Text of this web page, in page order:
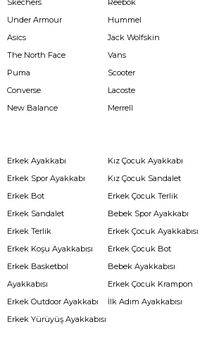
Under Armour
Asics
The North Face
Puma
Converse
New Balance
Hummel
Jack Wolfskin
Vans
Scooter
Lacoste
Merrell
Erkek Ayakkabı
Erkek Spor Ayakkabı
Erkek Bot
Erkek Sandalet
Erkek Terlik
Erkek Koşu Ayakkabısı
Erkek Basketbol
Ayakkabısı
Erkek Outdoor Ayakkabı
Erkek Yürüyüş Ayakkabısı
Kız Çocuk Ayakkabı
Kız Çocuk Sandalet
Erkek Çocuk Terlik
Bebek Spor Ayakkabı
Erkek Çocuk Ayakkabısı
Erkek Çocuk Bot
Bebek Ayakkabısı
Erkek Çocuk Krampon
İlk Adım Ayakkabısı